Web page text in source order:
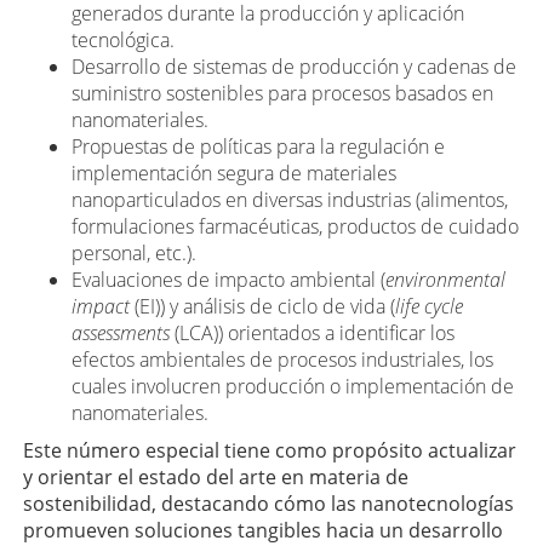
generados durante la producción y aplicación
tecnológica.
Desarrollo de sistemas de producción y cadenas de
suministro sostenibles para procesos basados en
nanomateriales.
Propuestas de políticas para la regulación e
implementación segura de materiales
nanoparticulados en diversas industrias (alimentos,
formulaciones farmacéuticas, productos de cuidado
personal, etc.).
Evaluaciones de impacto ambiental (environmental
impact(EI)) y análisis de ciclo de vida (life cycle
assessments(LCA)) orientados a identificar los
efectos ambientales de procesos industriales, los
cuales involucren producción o implementación de
nanomateriales.
Este número especial tiene como propósito actualizar
y orientar el estado del arte en materia de
sostenibilidad, destacando cómo las nanotecnologías
promueven soluciones tangibles hacia un desarrollo